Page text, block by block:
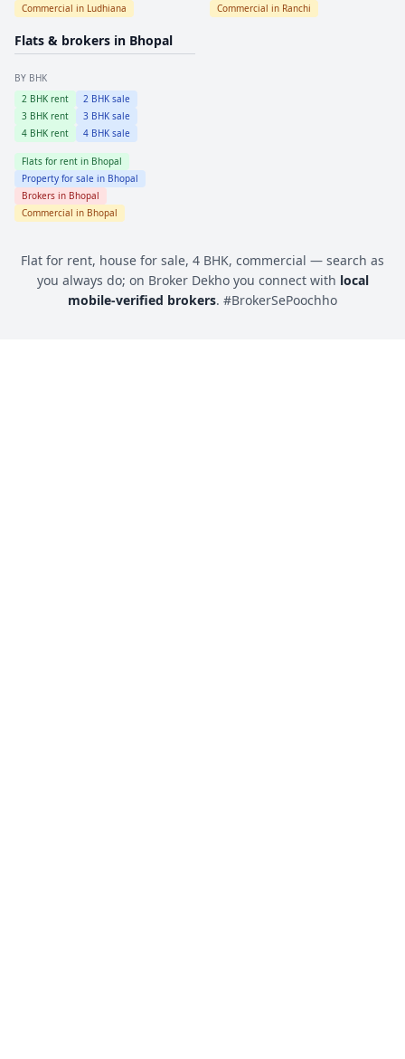
Commercial in Ludhiana
Commercial in Ranchi
Flats & brokers in Bhopal
BY BHK
2 BHK rent 2 BHK sale
3 BHK rent 3 BHK sale
4 BHK rent 4 BHK sale
Flats for rent in Bhopal
Property for sale in Bhopal
Brokers in Bhopal
Commercial in Bhopal
Flat for rent, house for sale, 4 BHK, commercial — search as
you always do; on Broker Dekho you connect with local
mobile-verified brokers. #BrokerSePoochho